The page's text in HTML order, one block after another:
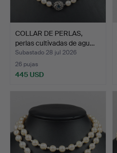
COLLAR DE PERLAS,
perlas cultivadas de agu…
Subastado 28 jul 2026
26 pujas
445 USD